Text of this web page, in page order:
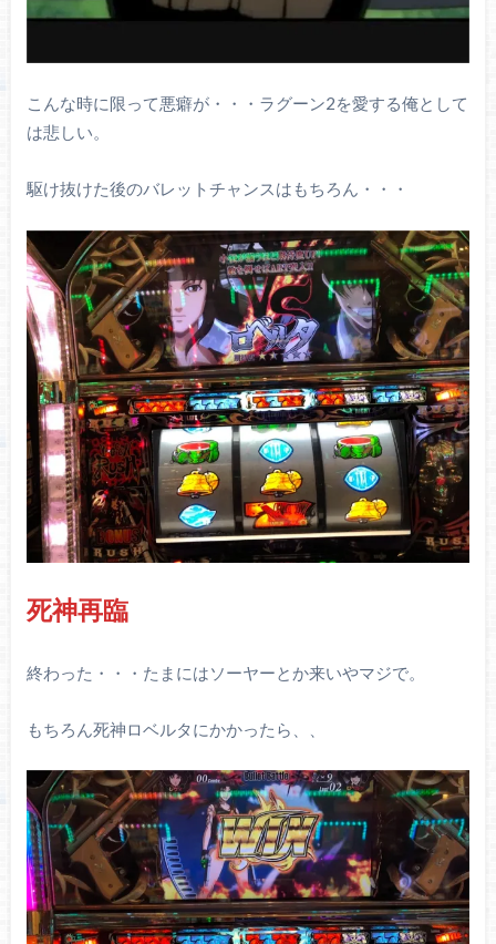
こんな時に限って悪癖が・・・ラグーン2を愛する俺として
は悲しい。
駆け抜けた後のバレットチャンスはもちろん・・・
死神再臨
終わった・・・たまにはソーヤーとか来いやマジで。
もちろん死神ロベルタにかかったら、、